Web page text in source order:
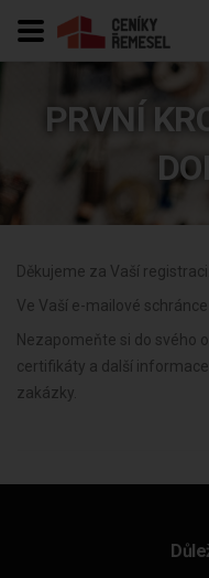
PRVNÍ
Děkujeme za Vaší registraci.
Ve Vaší e-mailové
Nezapomeňte si do svého
certifikáty a další
zakázky.